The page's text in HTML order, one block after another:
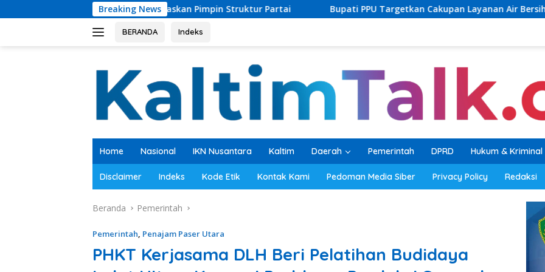
ke
Breaking News
Diprioritaskan Pimpin Struktur Partai Bupati PPU Targetkan Cakupan Layanan Air Bersih Tembus 60 Persen,
BERANDA Indeks
Home Nasional IKN Nusantara Kaltim Daerah Pemerintah DPRD Hukum & Kriminal
Disclaimer Indeks Kode Etik Kontak Kami Pedoman Media Siber Privacy Policy Redaksi
Beranda Pemerintah
Pemerintah, Penajam Paser Utara
PHKT Kerjasama DLH Beri Pelatihan Budidaya